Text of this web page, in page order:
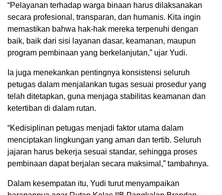
“Pelayanan terhadap warga binaan harus dilaksanakan
secara profesional, transparan, dan humanis. Kita ingin
memastikan bahwa hak-hak mereka terpenuhi dengan
baik, baik dari sisi layanan dasar, keamanan, maupun
program pembinaan yang berkelanjutan,” ujar Yudi.
Ia juga menekankan pentingnya konsistensi seluruh
petugas dalam menjalankan tugas sesuai prosedur yang
telah ditetapkan, guna menjaga stabilitas keamanan dan
ketertiban di dalam rutan.
“Kedisiplinan petugas menjadi faktor utama dalam
menciptakan lingkungan yang aman dan tertib. Seluruh
jajaran harus bekerja sesuai standar, sehingga proses
pembinaan dapat berjalan secara maksimal,” tambahnya.
Dalam kesempatan itu, Yudi turut menyampaikan